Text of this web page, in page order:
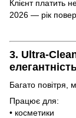
Клієнт платить
2026 — рік
3. Ultra-
Багато повітря,
Працює для:
• косметики